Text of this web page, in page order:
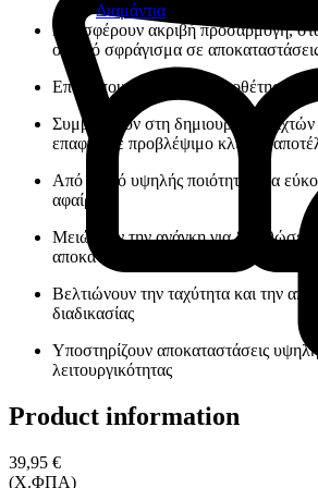
Διαμάντια
Προσφέρουν ακριβή προσαρμογή,
ουλικό σφράγισμα σε
Επιτρέπουν τη σωστή τοποθέτηση
Συμβάλλουν στη δημιουργία
επαφής με προβλέψιμο κλινικό
Από υλικό υψηλής ποιότητας για
αφαίρεση
Μειώνουν την ανάγκη για διορθώσεις
αποκατάσταση
Βελτιώνουν την ταχύτητα και την
διαδικασίας
Υποστηρίζουν αποκαταστάσεις υψηλής
λειτουργικότητας
Product information
39,95 €
(Χ.ΦΠΑ)